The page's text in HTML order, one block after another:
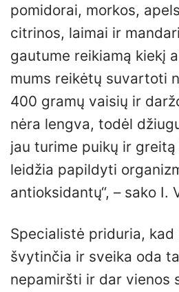
pomidorai, morkos,
citrinos, laimai ir
gautume reikiamą kiekį
mums reikėtų suvartoti
400 gramų vaisių ir
nėra lengva, todėl
jau turime puikų ir
leidžia papildyti
antioksidantų“, – sako I.
Specialistė priduria,
švytinčia ir sveika oda
nepamiršti ir dar vienos